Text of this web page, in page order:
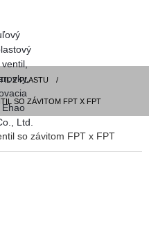
Z PLASTU
SO ZÁVITOM FPT X FPT
so závitom FPT x FPT